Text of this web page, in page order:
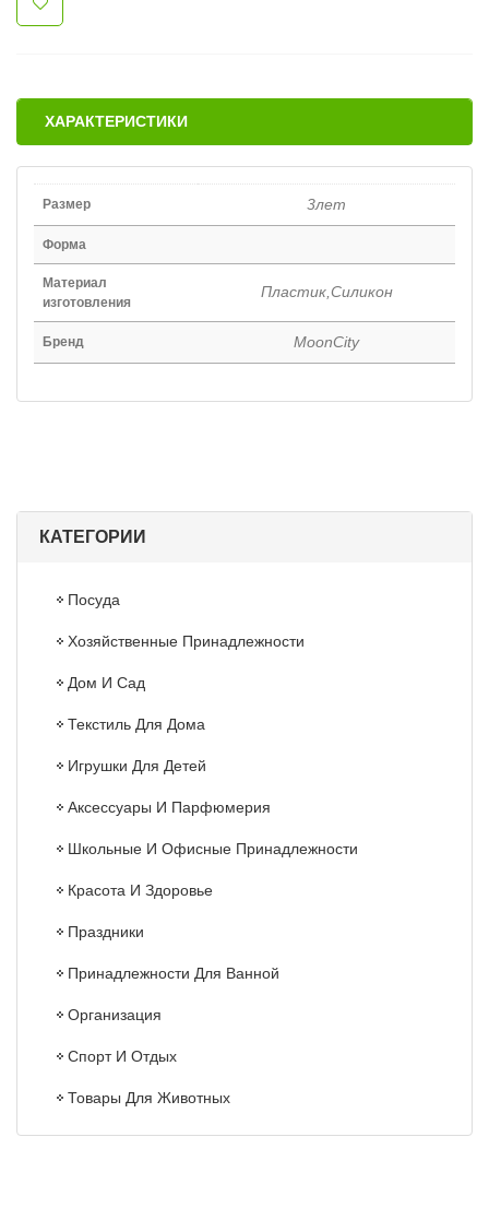
КАТЕГОРИИ
Посуда
Хозяйственные Принадлежности
Дом И Сад
Текстиль Для Дома
Игрушки Для Детей
Аксессуары И Парфюмерия
Школьные И Офисные Принадлежности
Красота И Здоровье
Праздники
Принадлежности Для Ванной
Организация
Спорт И Отдых
Товары Для Животных
ХАРАКТЕРИСТИКИ
Размер 3лет
Форма
Материал
изготовления
Пластик,Силикон
Бренд MoonCity